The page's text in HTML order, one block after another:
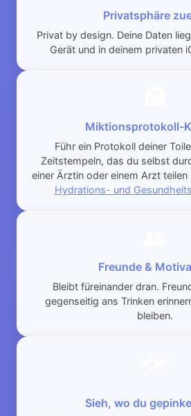
Privatsphäre
Privat by design. Deine Daten
Gerät und in deinem privaten
Miktionsprotokoll-
Führ ein Protokoll deiner
Zeitstempeln, das du selbst
einer Ärztin oder einem Arzt
Hydrations- und
Freunde &
Bleibt füreinander dran.
gegenseitig ans Trinken
bleiben.
Sieh, wo du